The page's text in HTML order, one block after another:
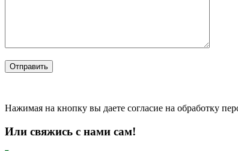
Нажимая на кнопку вы даете согласие на обработку
Или свяжись с нами сам!